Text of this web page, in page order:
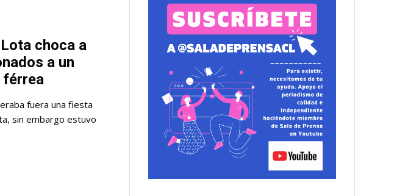
choca a
a un
férrea
fuera una fiesta
sin embargo estuvo